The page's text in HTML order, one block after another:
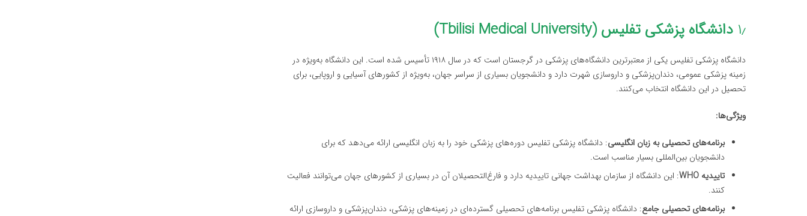
۱٫ دانشگاه پزشکی تفلیس (Tbilisi Medical University)
دانشگاه پزشکی تفلیس یکی از معتبرترین دانشگاه‌های پزشکی در گرجستان است که در سال ۱۹۱۸ تأسیس شده است. این دانشگاه به‌ویژه در
زمینه پزشکی عمومی، دندان‌پزشکی و داروسازی شهرت دارد و دانشجویان بسیاری از سراسر جهان، به‌ویژه از کشورهای آسیایی و اروپایی، برای
تحصیل در این دانشگاه انتخاب می‌کنند.
ویژگی‌ها:
برنامه‌های تحصیلی به زبان انگلیسی: دانشگاه پزشکی تفلیس دوره‌های پزشکی خود را به زبان انگلیسی ارائه می‌دهد که برای
دانشجویان بین‌المللی بسیار مناسب است.
تاییدیه WHO
: این دانشگاه از سازمان بهداشت جهانی تاییدیه دارد و فارغ‌التحصیلان آن در بسیاری از کشورهای جهان می‌توانند فعالیت
کنند.
برنامه‌های تحصیلی جامع: دانشگاه پزشکی تفلیس برنامه‌های تحصیلی گسترده‌ای در زمینه‌های پزشکی، دندان‌پزشکی و داروسازی ارائه